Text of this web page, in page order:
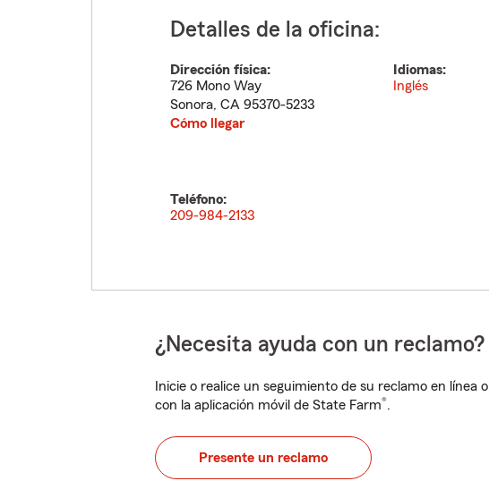
Detalles de la oficina:
Dirección física:
726 Mono Way
Sonora, CA 95370-5233
Cómo llegar
Idiomas:
Inglés
Teléfono:
209-984-2133
¿Necesita ayuda con un reclamo?
Inicie o realice un seguimiento de su reclamo en línea o
con la aplicación móvil de State Farm®.
Presente un reclamo